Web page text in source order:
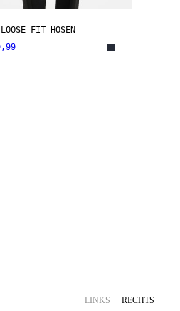
FIT HOSEN
LINKS RECHTS